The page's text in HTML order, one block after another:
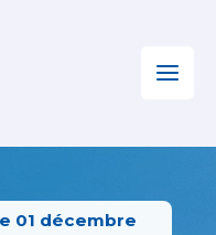
01 décembre